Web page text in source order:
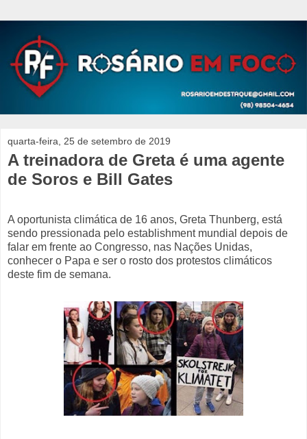
quarta-feira, 25 de setembro de 2019
A treinadora de Greta é uma agente
de Soros e Bill Gates
A oportunista climática de 16 anos, Greta Thunberg, está
sendo pressionada pelo establishment mundial depois de
falar em frente ao Congresso, nas Nações Unidas,
conhecer o Papa e ser o rosto dos protestos climáticos
deste fim de semana.